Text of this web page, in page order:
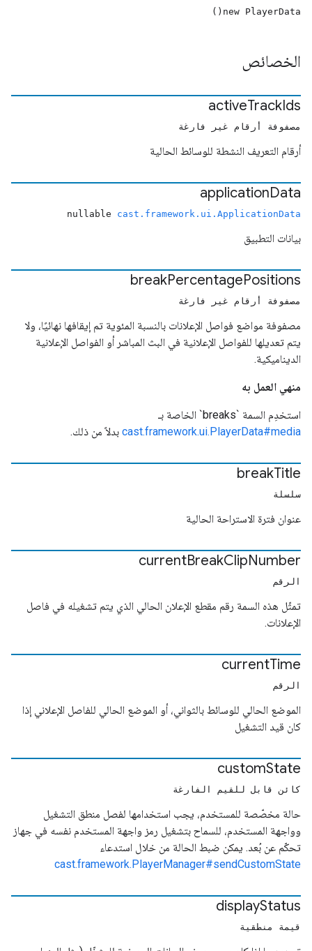
new PlayerData()
الخصائص
activeTrackIds
مصفوفة أرقام غير فارغة
أرقام التعريف النشطة للوسائط الحالية
applicationData
nullable cast.framework.ui.ApplicationData
بيانات التطبيق
breakPercentagePositions
مصفوفة أرقام غير فارغة
مصفوفة مواضع فواصل الإعلانات بالنسبة المئوية تم إيقافها نهائيًا، ولا
يتم تعديلها للفواصل الإعلانية في البث المباشر أو الفواصل الإعلانية
الديناميكية.
منهي العمل به
استخدِم السمة `breaks` الخاصة بـ
cast.framework.ui.PlayerData#media بدلاً من ذلك.
breakTitle
سلسلة
عنوان فترة الاستراحة الحالية
currentBreakClipNumber
الرقم
تمثّل هذه السمة رقم مقطع الإعلان الحالي الذي يتم تشغيله في فاصل
الإعلانات.
currentTime
الرقم
الموضع الحالي للوسائط بالثواني، أو الموضع الحالي للفاصل الإعلاني إذا
كان قيد التشغيل
customState
كائن قابل للقيم الفارغة
حالة مخصّصة للمستخدم، يجب استخدامها لفصل منطق التشغيل
وواجهة المستخدم، للسماح بتشغيل رمز واجهة المستخدم نفسه في جهاز
تحكّم عن بُعد. يمكن ضبط الحالة من خلال استدعاء
cast.framework.PlayerManager#sendCustomState
displayStatus
قيمة منطقية